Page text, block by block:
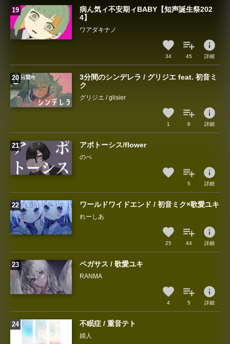
病ん気ィ不安期ィBABY【知声誕生祭202
4】
ワアダキナノ
34 45
info
詳細
3分間のシンデレラ / グリジエ feat. 初音ミ
ク
グリジエ / glisier
1 8
info
詳細
アポトーシス/flower
のぺ
5
info
詳細
ワールドワイドエンド / 初音ミク×歌愛ユキ
れーしあ
25 44
info
詳細
ペガサス / 歌愛ユキ
RANMA
4 5
info
詳細
不眠症 / 重音テト
婦人